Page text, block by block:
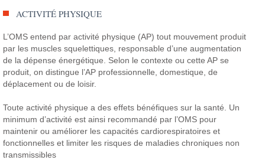
ACTIVITÉ PHYSIQUE
L’OMS entend par activité physique (AP) tout mouvement produit
par les muscles squelettiques, responsable d’une augmentation
de la dépense énergétique. Selon le contexte ou cette AP se
produit, on distingue l’AP professionnelle, domestique, de
déplacement ou de loisir.
Toute activité physique a des effets bénéfiques sur la santé. Un
minimum d’activité est ainsi recommandé par l’OMS pour
maintenir ou améliorer les capacités cardiorespiratoires et
fonctionnelles et limiter les risques de maladies chroniques non
transmissibles